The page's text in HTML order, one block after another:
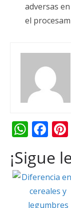
adversas
el
W
at
s
A
F
e
b
o
¡Sigue